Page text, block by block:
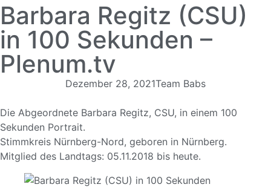
Barbara Regitz (CSU)
in 100 Sekunden –
Plenum.tv
Dezember 28, 2021Team Babs
Die Abgeordnete Barbara Regitz, CSU, in einem 100
Sekunden Portrait.
Stimmkreis Nürnberg-Nord, geboren in Nürnberg.
Mitglied des Landtags: 05.11.2018 bis heute.